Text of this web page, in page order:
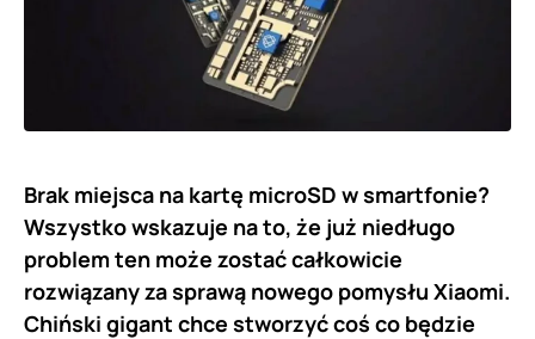
Brak miejsca na kartę microSD w smartfonie?
Wszystko wskazuje na to, że już niedługo
problem ten może zostać całkowicie
rozwiązany za sprawą nowego pomysłu Xiaomi.
Chiński gigant chce stworzyć coś co będzie